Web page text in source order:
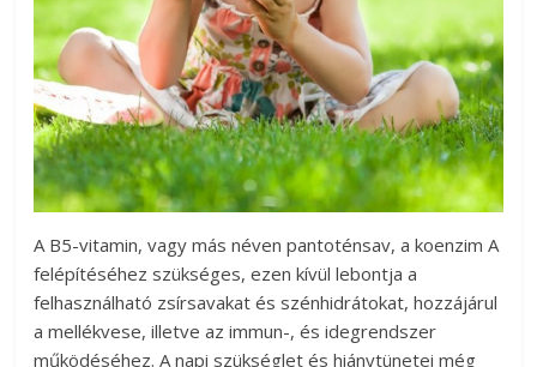
A B5-vitamin, vagy más néven pantoténsav, a koenzim A
felépítéséhez szükséges, ezen kívül lebontja a
felhasználható zsírsavakat és szénhidrátokat, hozzájárul
a mellékvese, illetve az immun-, és idegrendszer
működéséhez. A napi szükséglet és hiánytünetei még